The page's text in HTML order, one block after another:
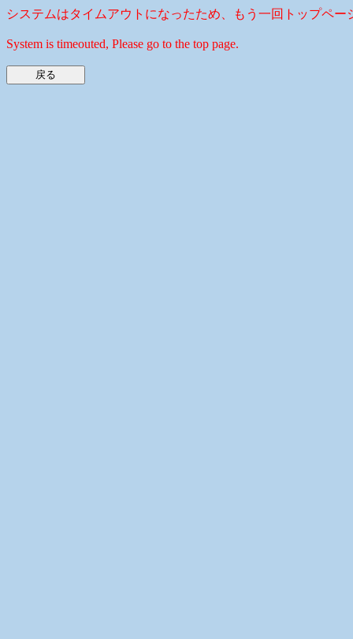
システムはタイムアウトになったため、もう一回トップペー
System is timeouted, Please go to the top page.